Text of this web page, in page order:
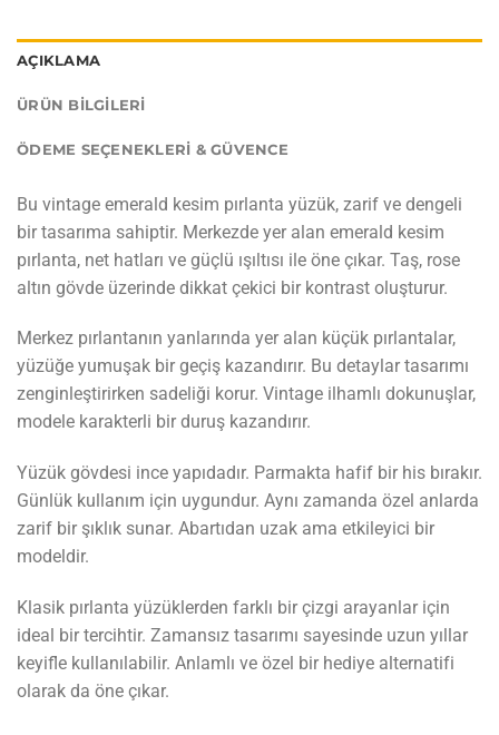
AÇIKLAMA
ÜRÜN BILGILERI
ÖDEME SEÇENEKLERI & GÜVENCE
Bu vintage emerald kesim pırlanta yüzük, zarif ve dengeli
bir tasarıma sahiptir. Merkezde yer alan emerald kesim
pırlanta, net hatları ve güçlü ışıltısı ile öne çıkar. Taş, rose
altın gövde üzerinde dikkat çekici bir kontrast oluşturur.
Merkez pırlantanın yanlarında yer alan küçük pırlantalar,
yüzüğe yumuşak bir geçiş kazandırır. Bu detaylar tasarımı
zenginleştirirken sadeliği korur. Vintage ilhamlı dokunuşlar,
modele karakterli bir duruş kazandırır.
Yüzük gövdesi ince yapıdadır. Parmakta hafif bir his bırakır.
Günlük kullanım için uygundur. Aynı zamanda özel anlarda
zarif bir şıklık sunar. Abartıdan uzak ama etkileyici bir
modeldir.
Klasik pırlanta yüzüklerden farklı bir çizgi arayanlar için
ideal bir tercihtir. Zamansız tasarımı sayesinde uzun yıllar
keyifle kullanılabilir. Anlamlı ve özel bir hediye alternatifi
olarak da öne çıkar.